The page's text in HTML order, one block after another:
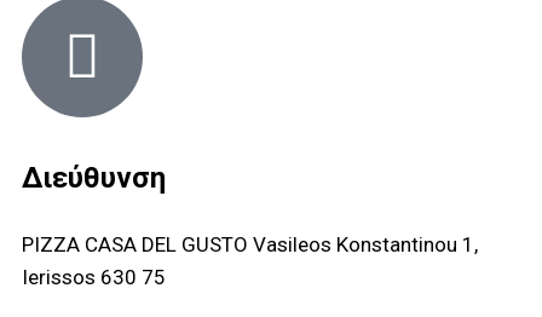
Διεύθυνση
PIZZA CASA DEL GUSTO Vasileos Konstantinou 1,
Ierissos 630 75